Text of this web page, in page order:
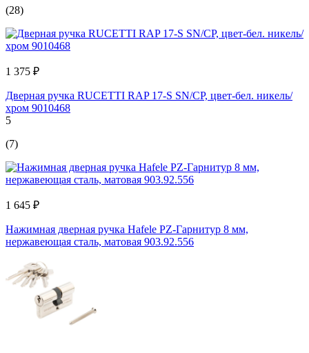
(28)
1 375 ₽
Дверная ручка RUCETTI RAP 17-S SN/CP, цвет-бел. никель/
хром 9010468
5
(7)
1 645 ₽
Нажимная дверная ручка Hafele PZ-Гарнитур 8 мм,
нержавеющая сталь, матовая 903.92.556